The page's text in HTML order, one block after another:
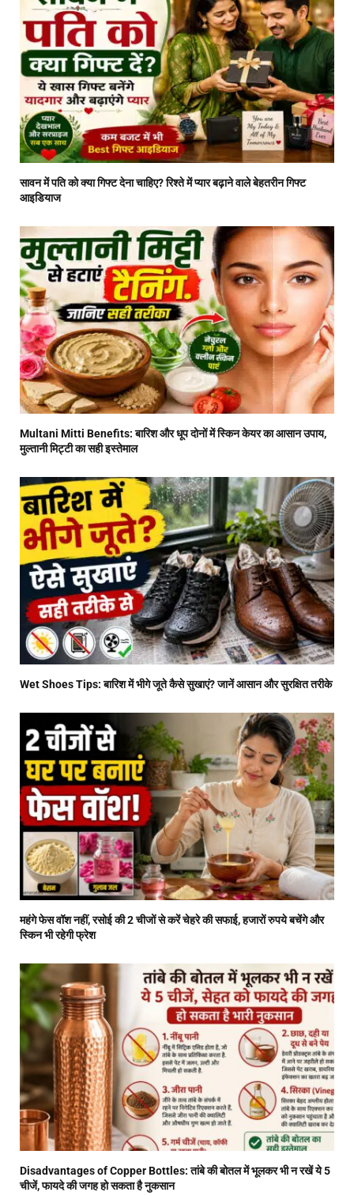
सावन में पति को क्या गिफ्ट देना चाहिए? रिश्ते में प्यार बढ़ाने वाले बेहतरीन गिफ्ट
आइडियाज
Multani Mitti Benefits: बारिश और धूप दोनों में स्किन केयर का आसान उपाय,
मुल्तानी मिट्टी का सही इस्तेमाल
Wet Shoes Tips: बारिश में भीगे जूते कैसे सुखाएं? जानें आसान और सुरक्षित तरीके
महंगे फेस वॉश नहीं, रसोई की 2 चीजों से करें चेहरे की सफाई, हजारों रुपये बचेंगे और
स्किन भी रहेगी फ्रेश
Disadvantages of Copper Bottles: तांबे की बोतल में भूलकर भी न रखें ये 5
चीजें, फायदे की जगह हो सकता है नुकसान